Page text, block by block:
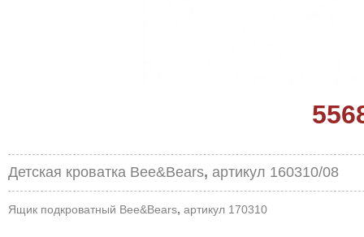
Детская кроватка Bee&Bears, артикул 160310/08
Ящик подкроватный Bee&Bears, артикул 170310